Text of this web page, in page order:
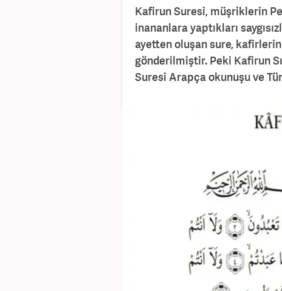
Kafirun Suresi, müşriklerin
inananlara yaptıkları
ayetten oluşan sure,
gönderilmiştir. Peki Kafirun
Suresi Arapça okunuşu ve